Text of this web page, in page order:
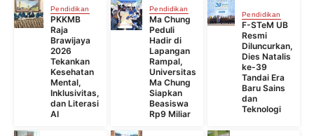
Pendidikan
PKKMB
Raja
Brawijaya
2026
Tekankan
Kesehatan
Mental,
Inklusivitas,
dan Literasi
AI
Pendidikan
Ma Chung
Peduli
Hadir di
Lapangan
Rampal,
Universitas
Ma Chung
Siapkan
Beasiswa
Rp9 Miliar
Pendidikan
F-STeM UB
Resmi
Diluncurkan,
Dies Natalis
ke-39
Tandai Era
Baru Sains
dan
Teknologi